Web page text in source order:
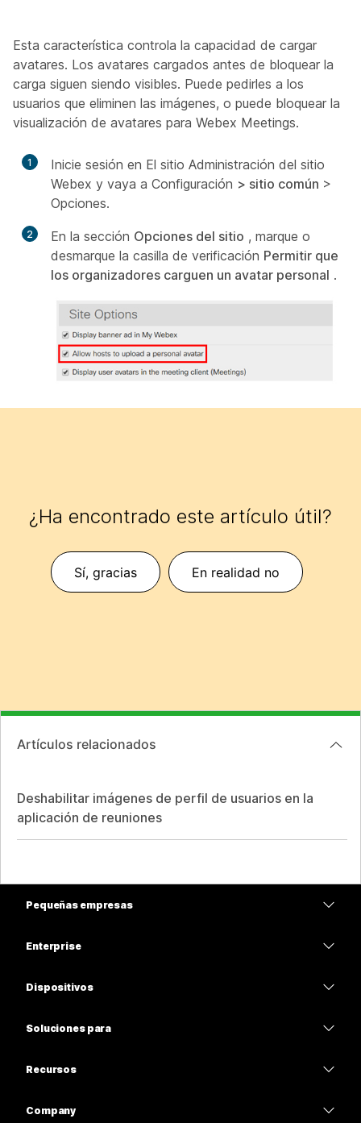
Esta característica controla la capacidad de cargar
avatares. Los avatares cargados antes de bloquear la
carga siguen siendo visibles. Puede pedirles a los
usuarios que eliminen las imágenes, o puede bloquear la
visualización de avatares para Webex Meetings.
1
Inicie sesión en El sitio Administración del sitio
Webex y vaya a Configuración > sitio común >
Opciones.
2 En la sección Opciones del sitio , marque o
desmarque la casilla de verificación Permitir que
los organizadores carguen un avatar personal .
¿Ha encontrado este artículo útil?
Sí, gracias En realidad no
Artículos relacionados
Deshabilitar imágenes de perfil de usuarios en la
aplicación de reuniones
Pequeñas empresas
Enterprise
Dispositivos
Soluciones para
Recursos
Company